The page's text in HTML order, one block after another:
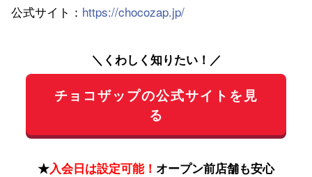
公式サイト： https://chocozap.jp/
＼くわしく知りたい！／
チョコザップの公式サイトを見
る
★入会日は設定可能！ オープン前店舗も安心